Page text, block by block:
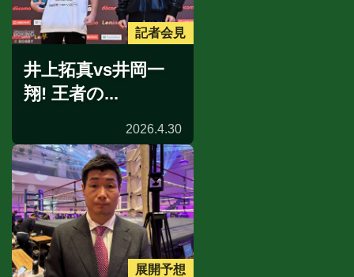
記者会見
井上拓真vs井岡一
翔! 王者の...
2026.4.30
展開予想